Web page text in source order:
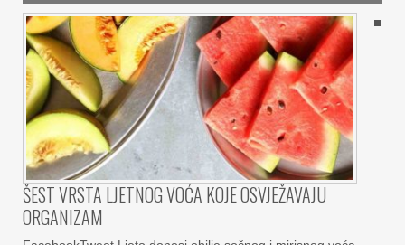
ŠEST VRSTA LJETNOG VOĆA KOJE OSVJEŽAVAJU
ORGANIZAM